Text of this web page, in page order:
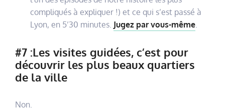
compliqués à expliquer !) et ce qui s’est passé à
Lyon, en 5’30 minutes. Jugez par vous-même
#7 :Les visites guidées, c’est pour
découvrir les plus beaux quartiers
de la ville
Non.